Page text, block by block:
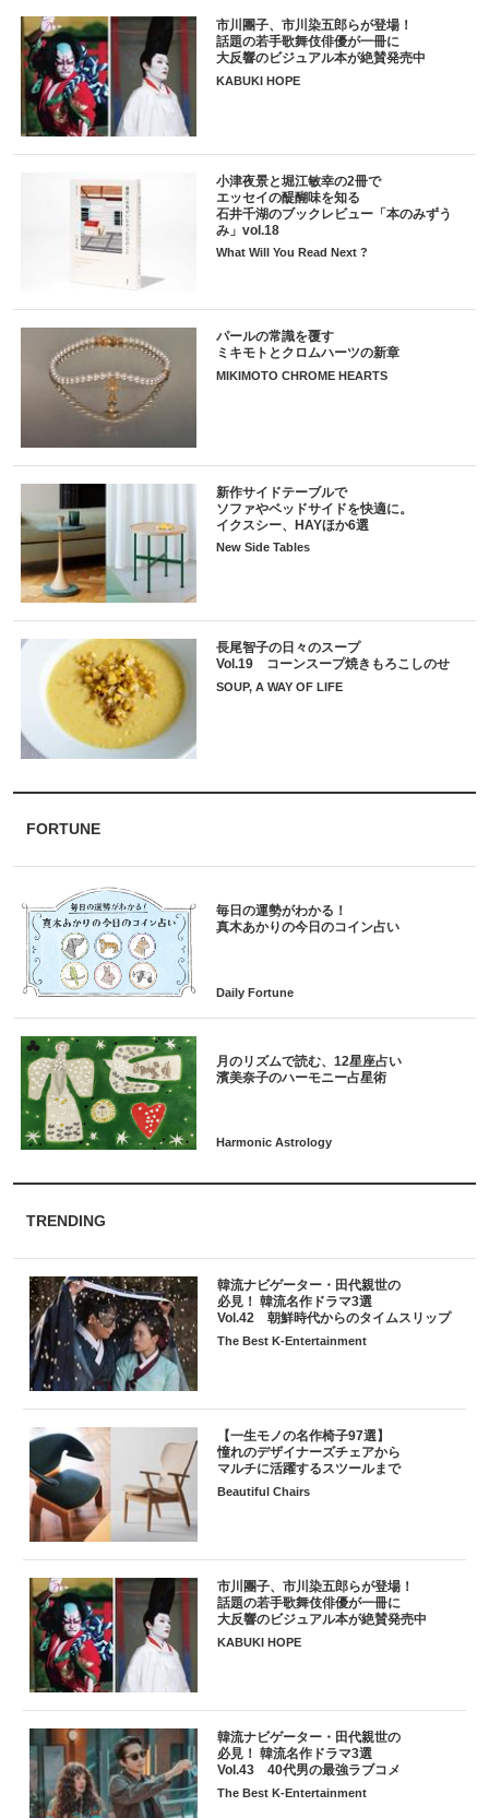
市川團子、市川染五郎らが登場！
話題の若手歌舞伎俳優が一冊に
大反響のビジュアル本が絶賛発売中
KABUKI HOPE
小津夜景と堀江敏幸の2冊で
エッセイの醍醐味を知る
石井千湖のブックレビュー「本のみずう
み」vol.18
What Will You Read Next ?
パールの常識を覆す
ミキモトとクロムハーツの新章
MIKIMOTO CHROME HEARTS
新作サイドテーブルで
ソファやベッドサイドを快適に。
イクスシー、HAYほか6選
New Side Tables
長尾智子の日々のスープ
Vol.19 コーンスープ焼きもろこしのせ
SOUP, A WAY OF LIFE
FORTUNE
毎日の運勢がわかる！
月のリズムで読む、12星座占い
TRENDING
韓流ナビゲーター・田代親世の
必見！ 韓流名作ドラマ3選
Vol.42 朝鮮時代からのタイムスリップ
The Best K-Entertainment
【一生モノの名作椅子97選】
憧れのデザイナーズチェアから
マルチに活躍するスツールまで
Beautiful Chairs
市川團子、市川染五郎らが登場！
話題の若手歌舞伎俳優が一冊に
大反響のビジュアル本が絶賛発売中
KABUKI HOPE
韓流ナビゲーター・田代親世の
必見！ 韓流名作ドラマ3選
Vol.43 40代男の最強ラブコメ
The Best K-Entertainment